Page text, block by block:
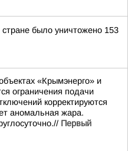
было уничтожено 153
«Крымэнерго» и
ограничения подачи
корректируются
аномальная жара.
Первый